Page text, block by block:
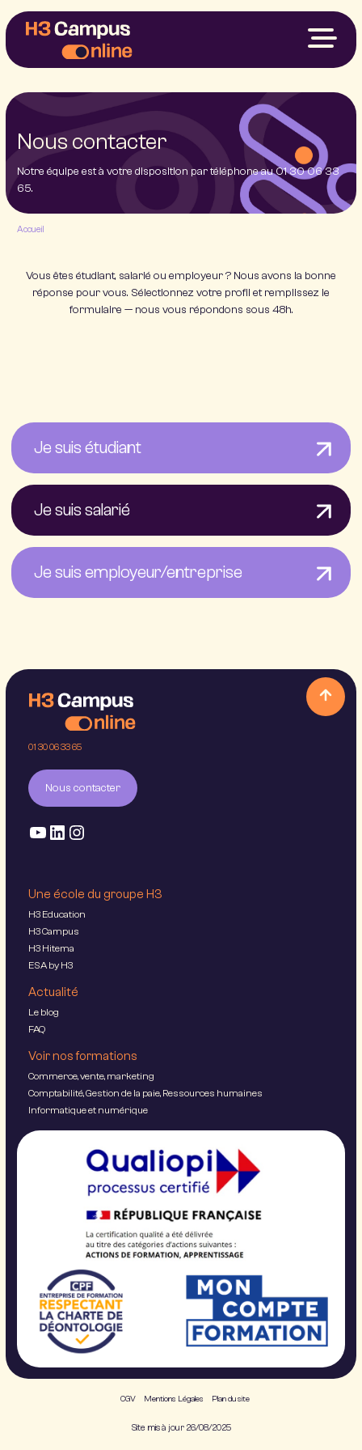
Nos Formations
Votre Projet
My H3
Nous contacter
Nous contacter
Notre équipe est à votre disposition par téléphone au01 30 06 33
65.
Accueil
Vous êtes étudiant, salarié ou employeur ? Nous avons la bonne
réponse pour vous. Sélectionnez votre profil et remplissez le
formulaire — nous vous répondons sous 48h.
Je suis étudiant
Je suis salarié
Je suis employeur/entreprise
01 30 06 33 65
Nous contacter
Une école du groupe H3
H3 Education
H3 Campus
H3 Hitema
ESA by H3
Actualité
Le blog
FAQ
Voir nos formations
Commerce, vente, marketing
Comptabilité, Gestion de la paie, Ressources humaines
Informatique et numérique
Site mis à jour 26/08/2025
CGV Mentions Légales Plan du site